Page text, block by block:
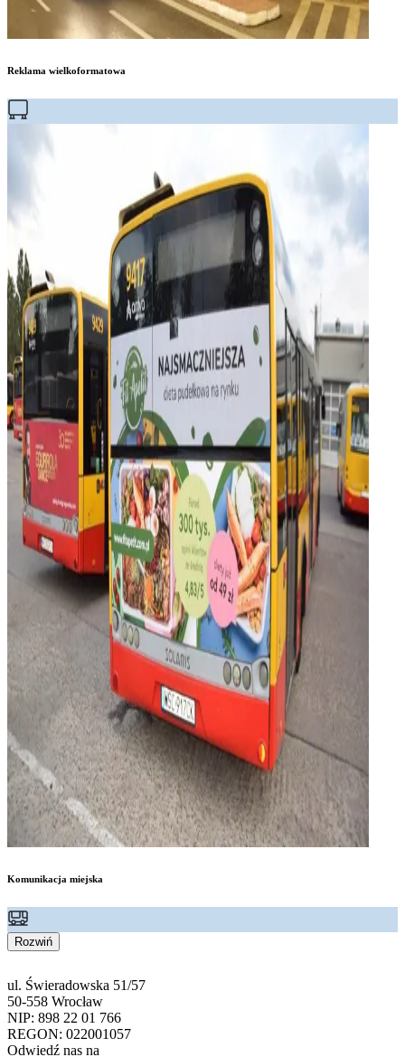
Reklama wielkoformatowa
Komunikacja miejska
Rozwiń
ul. Świeradowska 51/57
50-558 Wrocław
NIP: 898 22 01 766
REGON: 022001057
Odwiedź nas na